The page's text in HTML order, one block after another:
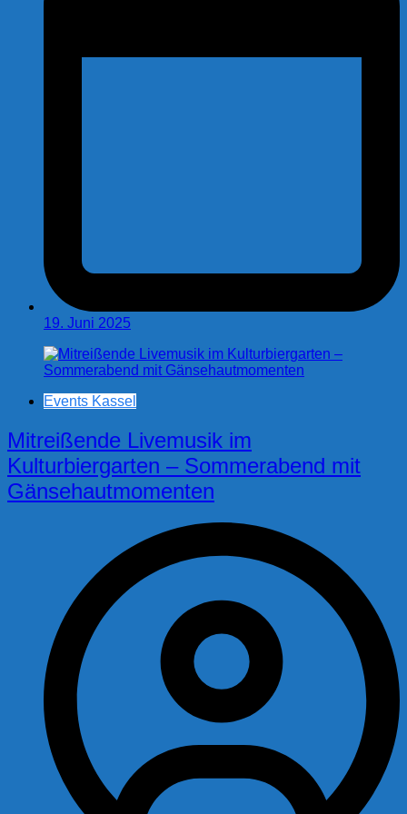
19. Juni 2025
Events Kassel
Mitreißende Livemusik im
Kulturbiergarten – Sommerabend mit
Gänsehautmomenten